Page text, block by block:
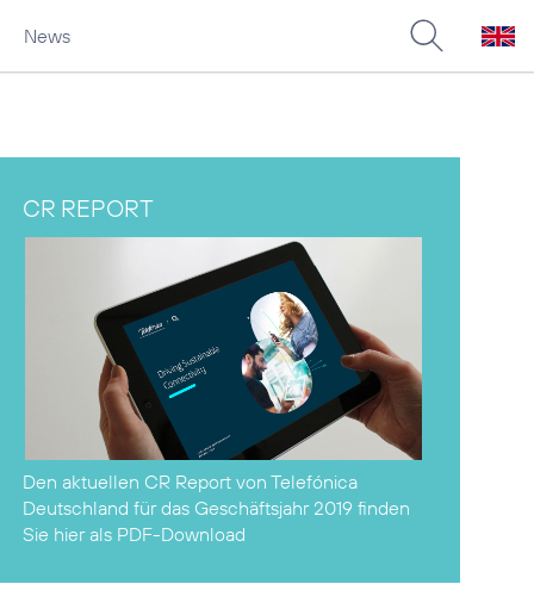
News
CR REPORT
Den aktuellen CR Report von Telefónica
Deutschland für das Geschäftsjahr 2019 finden
Sie hier als PDF-Download